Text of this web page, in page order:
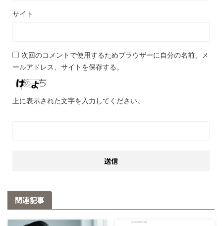
サイト
次回のコメントで使用するためブラウザーに自分の名前、メ
ールアドレス、サイトを保存する。
上に表示された文字を入力してください。
関連記事